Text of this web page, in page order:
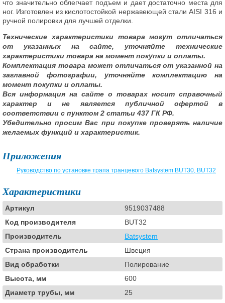
что значительно облегчает подъем и дает достаточно места для
ног. Изготовлен из кислотостойкой нержавеющей стали AISI 316 и
ручной полировки для лучшей отделки.
Технические характеристики товара могут отличаться
от указанных на сайте, уточняйте технические
характеристики товара на момент покупки и оплаты.
Комплектация товара может отличаться от указанной на
заглавной фотографии, уточняйте комплектацию на
момент покупки и оплаты.
Вся информация на сайте о товарах носит справочный
характер и не является публичной офертой в
соответствии с пунктом 2 статьи 437 ГК РФ.
Убедительно просим Вас при покупке проверять наличие
желаемых функций и характеристик.
Приложения
Руководство по установке трапа транцевого Batsystem BUT30, BUT32
Характеристики
Артикул
9519037488
Код производителя
BUT32
Производитель
Batsystem
Страна производитель
Швеция
Вид обработки
Полирование
Высота, мм
600
Диаметр трубы, мм
25